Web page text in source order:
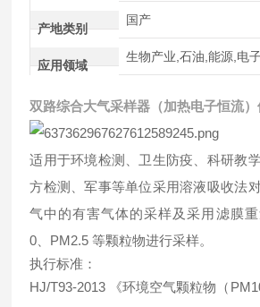
产地类别
国产
应用领域
生物产业,石油,能源,电
双路综合大气采样器（加热电子恒流
适用于环境检测、卫生防疫、科研教
方检测、军事等单位采用溶液吸收法
气中的有害气体的采样及采用滤膜
0、PM2.5 等颗粒物进行采样。
执行标准：
HJ/T93-2013 《环境空气颗粒物（